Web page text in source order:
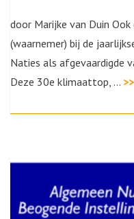
door Marijke van Duin
(waarnemer) bij de
Naties als afgevaardigde
Deze 30e klimaattop, … >>